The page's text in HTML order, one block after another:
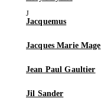
Jacquemus
Jacques Marie Mage
Jean Paul Gaultier
Jil Sander